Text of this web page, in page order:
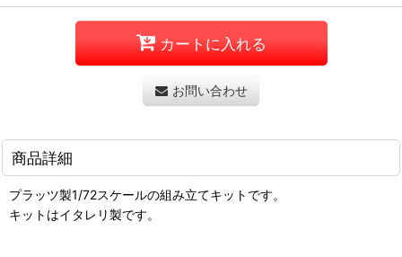
カートに入れる
お問い合わせ
商品詳細
プラッツ製1/72スケールの組み立てキットです。
キットはイタレリ製です。